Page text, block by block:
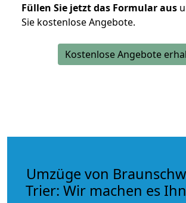
Füllen Sie jetzt das Formular aus
Sie kostenlose Angebote.
Kostenlose Angebote
Umzüge von
Trier: Wir machen es